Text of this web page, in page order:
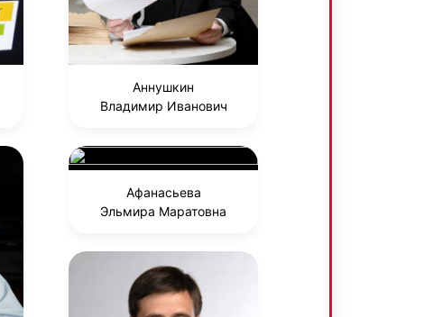
Аннушкин
Владимир Иванович
Афанасьева
Эльмира Маратовна